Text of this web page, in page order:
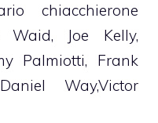
chiacchierone
Waid, Joe Kelly,
Palmiotti, Frank
Way,Victor